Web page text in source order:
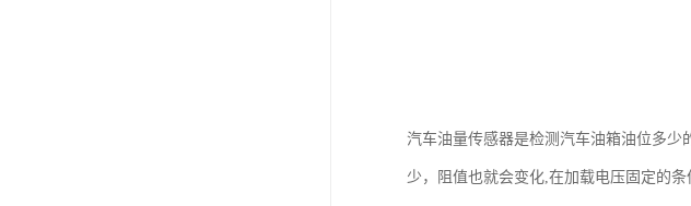
汽车油量传感器是检测汽车油箱油位多
少，阻值也就会变化,在加载电压固定的